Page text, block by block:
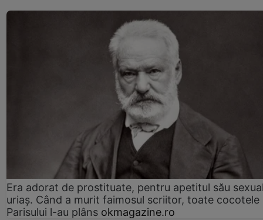
Era adorat de prostituate, pentru apetitul său
uriaș. Când a murit faimosul scriitor, toate cocotele
Parisului l-au plâns okmagazine.ro